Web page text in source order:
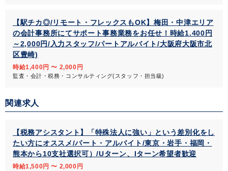
【駅チカ◎/リモート・フレックスもOK】梅田・中津エリア
の会計事務所にてサポート事務業務をお任せ！時給1.400円
～2,000円/入力スタッフ/パートアルバイト/大阪府大阪市北
区豊崎)
時給1,400円 〜 2,000円
監査・会計・税務・コンサルティング(スタッフ・担当級)
関連求人
【税務アシスタント】「特殊法人に強い」という差別化をし
たい方にオススメ/パート・アルバイト/東京・岩手・福岡・
熊本から10支社選択可）/Uターン、Iターン希望者歓迎
時給1,500円 〜 2,000円